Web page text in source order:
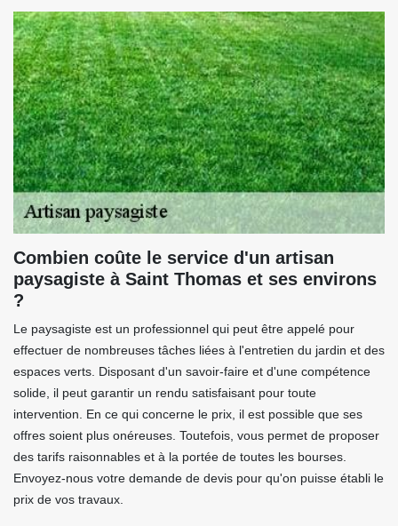
Combien coûte le service d'un artisan
paysagiste à Saint Thomas et ses environs
?
Le paysagiste est un professionnel qui peut être appelé pour
effectuer de nombreuses tâches liées à l'entretien du jardin et des
espaces verts. Disposant d'un savoir-faire et d'une compétence
solide, il peut garantir un rendu satisfaisant pour toute
intervention. En ce qui concerne le prix, il est possible que ses
offres soient plus onéreuses. Toutefois, vous permet de proposer
des tarifs raisonnables et à la portée de toutes les bourses.
Envoyez-nous votre demande de devis pour qu'on puisse établi le
prix de vos travaux.